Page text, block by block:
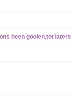
heen gooien.tot laters